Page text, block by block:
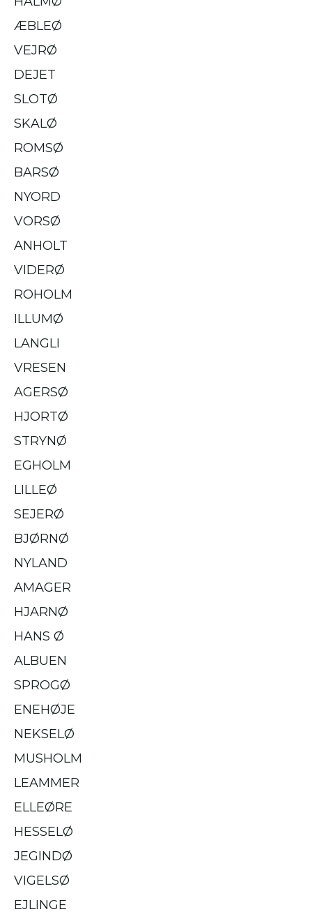
ÆBLEØ
VEJRØ
DEJET
SLOTØ
SKALØ
ROMSØ
BARSØ
NYORD
VORSØ
ANHOLT
VIDERØ
ROHOLM
ILLUMØ
LANGLI
VRESEN
AGERSØ
HJORTØ
STRYNØ
EGHOLM
LILLEØ
SEJERØ
BJØRNØ
NYLAND
AMAGER
HJARNØ
HANS Ø
ALBUEN
SPROGØ
ENEHØJE
NEKSELØ
MUSHOLM
LEAMMER
ELLEØRE
HESSELØ
JEGINDØ
VIGELSØ
EJLINGE